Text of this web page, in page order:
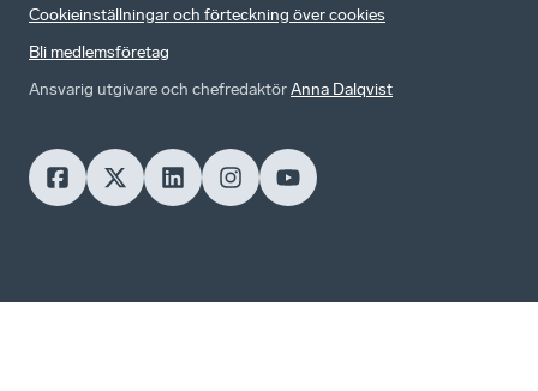
Cookieinställningar och förteckning över cookies
Bli medlemsföretag
Ansvarig utgivare och chefredaktörAnna Dalqvist